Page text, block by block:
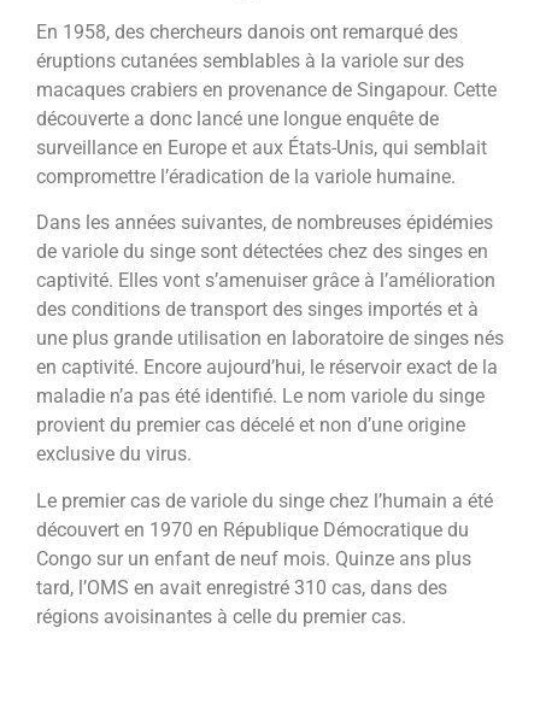
En 1958, des chercheurs danois ont remarqué des
éruptions cutanées semblables à la variole sur des
macaques crabiers en provenance de Singapour. Cette
découverte a donc lancé une longue enquête de
surveillance en Europe et aux États-Unis, qui semblait
compromettre l’éradication de la variole humaine.
Dans les années suivantes, de nombreuses épidémies
de variole du singe sont détectées chez des singes en
captivité. Elles vont s’amenuiser grâce à l’amélioration
des conditions de transport des singes importés et à
une plus grande utilisation en laboratoire de singes nés
en captivité. Encore aujourd’hui, le réservoir exact de la
maladie n’a pas été identifié. Le nom variole du singe
provient du premier cas décelé et non d’une origine
exclusive du virus.
Le premier cas de variole du singe chez l’humain a été
découvert en 1970 en République Démocratique du
Congo sur un enfant de neuf mois. Quinze ans plus
tard, l’OMS en avait enregistré 310 cas, dans des
régions avoisinantes à celle du premier cas.